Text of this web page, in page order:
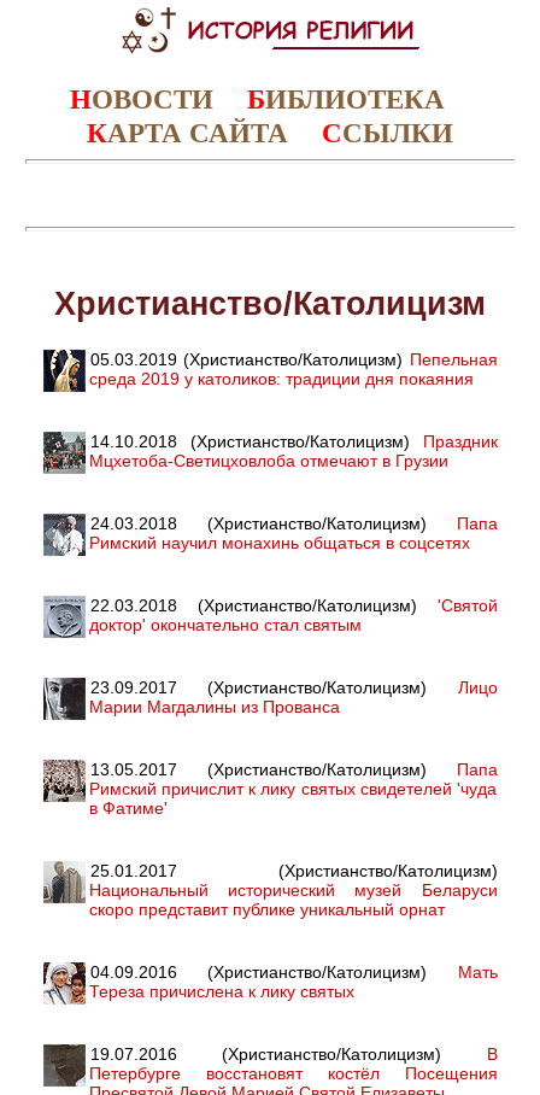
НОВОСТИ БИБЛИОТЕКА
КАРТА САЙТА ССЫЛКИ
Христианство/Католицизм
05.03.2019 (Христианство/Католицизм) Пепельная
среда 2019 у католиков: традиции дня покаяния
14.10.2018 (Христианство/Католицизм) Праздник
Мцхетоба-Светицховлоба отмечают в Грузии
24.03.2018 (Христианство/Католицизм) Папа
Римский научил монахинь общаться в соцсетях
22.03.2018 (Христианство/Католицизм) 'Святой
доктор' окончательно стал святым
23.09.2017 (Христианство/Католицизм) Лицо
Марии Магдалины из Прованса
13.05.2017 (Христианство/Католицизм) Папа
Римский причислит к лику святых свидетелей 'чуда
в Фатиме'
25.01.2017 (Христианство/Католицизм)
Национальный исторический музей Беларуси
скоро представит публике уникальный орнат
04.09.2016 (Христианство/Католицизм) Мать
Тереза причислена к лику святых
19.07.2016 (Христианство/Католицизм) В
Петербурге восстановят костёл Посещения